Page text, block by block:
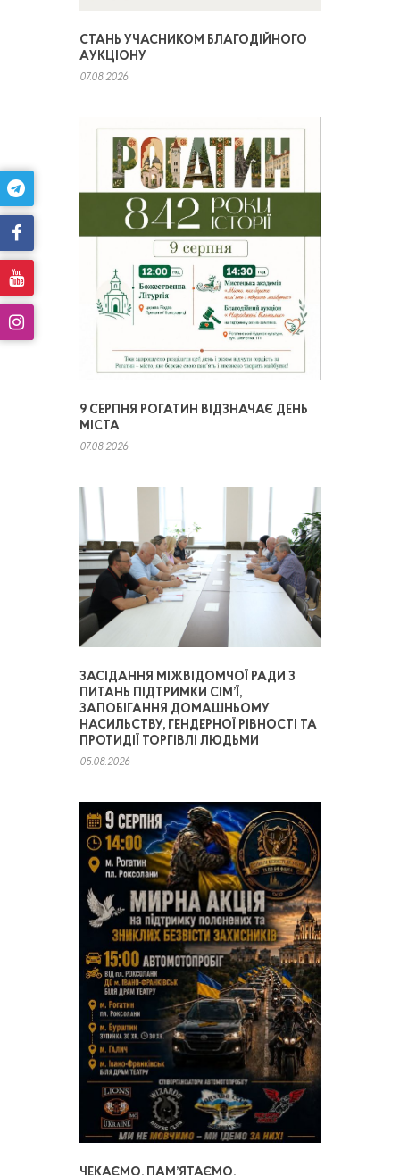
СТАНЬ УЧАСНИКОМ БЛАГОДІЙНОГО
АУКЦІОНУ
07.08.2026
9 СЕРПНЯ РОГАТИН ВІДЗНАЧАЄ ДЕНЬ
МІСТА
07.08.2026
ЗАСІДАННЯ МІЖВІДОМЧОЇ РАДИ З
ПИТАНЬ ПІДТРИМКИ СІМ’Ї,
ЗАПОБІГАННЯ ДОМАШНЬОМУ
НАСИЛЬСТВУ, ГЕНДЕРНОЇ РІВНОСТІ ТА
ПРОТИДІЇ ТОРГІВЛІ ЛЮДЬМИ
05.08.2026